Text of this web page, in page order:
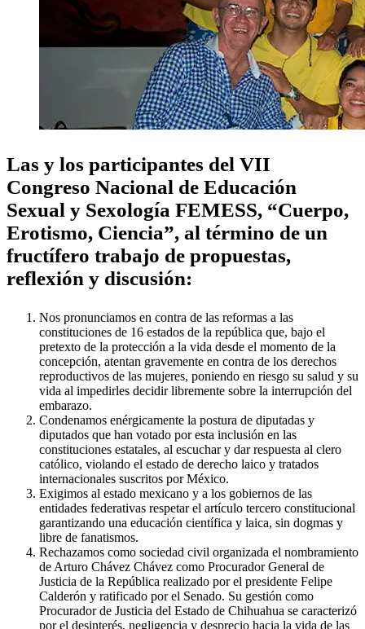
Las y los participantes del VII
Congreso Nacional de Educación
Sexual y Sexología FEMESS, “Cuerpo,
Erotismo, Ciencia”, al término de un
fructífero trabajo de propuestas,
reflexión y discusión:
Nos pronunciamos en contra de las reformas a las
constituciones de 16 estados de la república que, bajo el
pretexto de la protección a la vida desde el momento de la
concepción, atentan gravemente en contra de los derechos
reproductivos de las mujeres, poniendo en riesgo su salud y su
vida al impedirles decidir libremente sobre la interrupción del
embarazo.
Condenamos enérgicamente la postura de diputadas y
diputados que han votado por esta inclusión en las
constituciones estatales, al escuchar y dar respuesta al clero
católico, violando el estado de derecho laico y tratados
internacionales suscritos por México.
Exigimos al estado mexicano y a los gobiernos de las
entidades federativas respetar el artículo tercero constitucional
garantizando una educación científica y laica, sin dogmas y
libre de fanatismos.
Rechazamos como sociedad civil organizada el nombramiento
de Arturo Chávez Chávez como Procurador General de
Justicia de la República realizado por el presidente Felipe
Calderón y ratificado por el Senado. Su gestión como
Procurador de Justicia del Estado de Chihuahua se caracterizó
por el desinterés, negligencia y desprecio hacia la vida de las